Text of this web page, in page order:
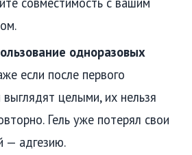
одноразовых
если после первого
целыми, их нельзя
Гель уже потерял свои
— адгезию.